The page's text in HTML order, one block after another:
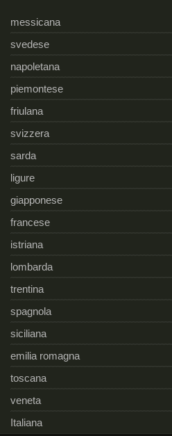
messicana
svedese
napoletana
piemontese
friulana
svizzera
sarda
ligure
giapponese
francese
istriana
lombarda
trentina
spagnola
siciliana
emilia romagna
toscana
veneta
Italiana